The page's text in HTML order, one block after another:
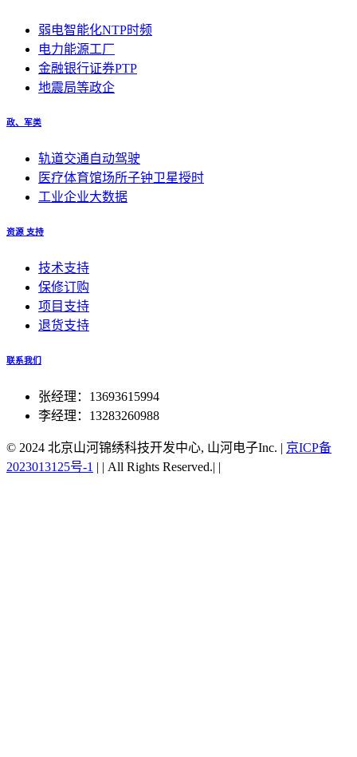
弱电智能化NTP时频
电力能源工厂
金融银行证券PTP
地震局等政企
政、军类
轨道交通自动驾驶
医疗体育馆场所子钟卫星授时
工业企业大数据
资源 支持
技术支持
保修订购
项目支持
退货支持
联系我们
张经理：13693615994
李经理：13283260988
© 2024 北京山河锦绣科技开发中心, 山河电子Inc. | 京ICP备
2023013125号-1 | | All Rights Reserved.| |